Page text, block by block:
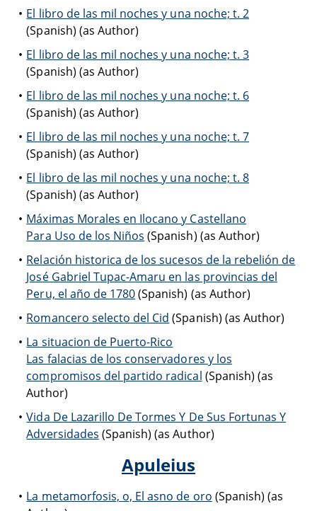
El libro de las mil noches y una noche; t. 2
(Spanish) (as Author)
El libro de las mil noches y una noche; t. 3
(Spanish) (as Author)
El libro de las mil noches y una noche; t. 6
(Spanish) (as Author)
El libro de las mil noches y una noche; t. 7
(Spanish) (as Author)
El libro de las mil noches y una noche; t. 8
(Spanish) (as Author)
Máximas Morales en Ilocano y Castellano
Para Uso de los Niños (Spanish) (as Author)
Relación historica de los sucesos de la rebelión de
José Gabriel Tupac-Amaru en las provincias del
Peru, el año de 1780(Spanish) (as Author)
Romancero selecto del Cid (Spanish) (as Author)
La situacion de Puerto-Rico
Las falacias de los conservadores y los
compromisos del partido radical (Spanish) (as
Author)
Vida De Lazarillo De Tormes Y De Sus Fortunas Y
Adversidades (Spanish) (as Author)
Apuleius
La metamorfosis, o, El asno de oro (Spanish) (as